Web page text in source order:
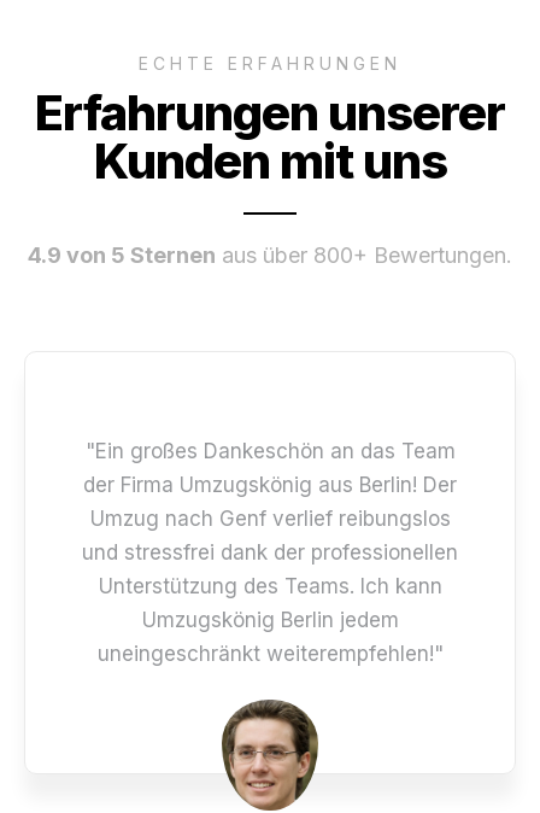
ECHTE ERFAHRUNGEN
Erfahrungen unserer
Kunden mit uns
4.9 von 5 Sternen aus über 800+ Bewertungen.
"Ein großes Dankeschön an das Team
der Firma Umzugskönig aus Berlin! Der
Umzug nach Genf verlief reibungslos
und stressfrei dank der professionellen
Unterstützung des Teams. Ich kann
Umzugskönig Berlin jedem
uneingeschränkt weiterempfehlen!"